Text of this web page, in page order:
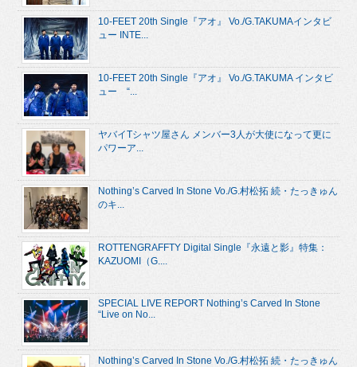
10-FEET 20th Single『アオ』 Vo./G.TAKUMAインタビ
ュー INTE...
10-FEET 20th Single『アオ』 Vo./G.TAKUMA インタビ
ュー “...
ヤバイTシャツ屋さん メンバー3人が大使になって更に
パワーア...
Nothing’s Carved In Stone Vo./G.村松拓 続・たっきゅん
のキ...
ROTTENGRAFFTY Digital Single『永遠と影』特集：
KAZUOMI（G....
SPECIAL LIVE REPORT Nothing’s Carved In Stone
“Live on No...
Nothing’s Carved In Stone Vo./G.村松拓 続・たっきゅん